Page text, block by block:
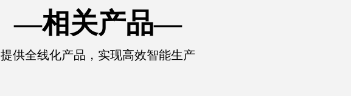
—相关产品—
提供全线化产品，实现高效智能生产